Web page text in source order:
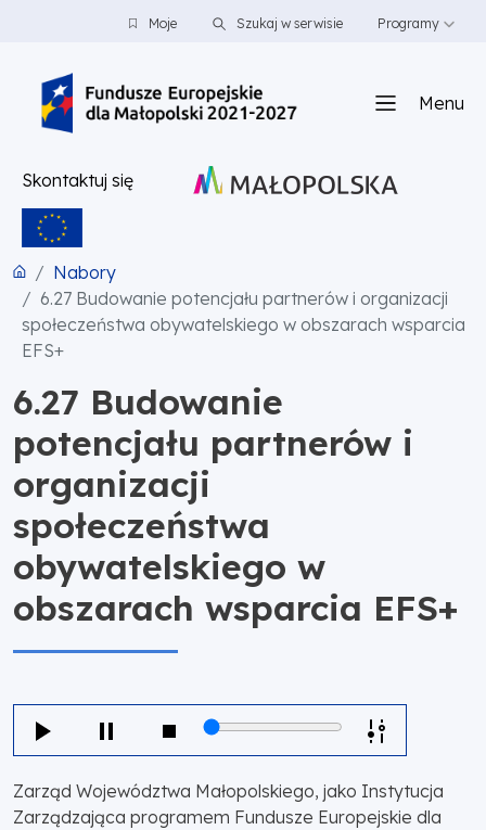
PRZEJDŹ DO TREŚCI
PRZEJDŹ DO MENUMoje Szukaj w serwisie Programy
Menu
Skontaktuj się
Nabory
6.27 Budowanie potencjału partnerów i organizacji
społeczeństwa obywatelskiego w obszarach wsparcia
EFS+
6.27 Budowanie
potencjału partnerów i
organizacji
społeczeństwa
obywatelskiego w
obszarach wsparcia EFS+
Zarząd Województwa Małopolskiego, jako Instytucja
Zarządzająca programem Fundusze Europejskie dla